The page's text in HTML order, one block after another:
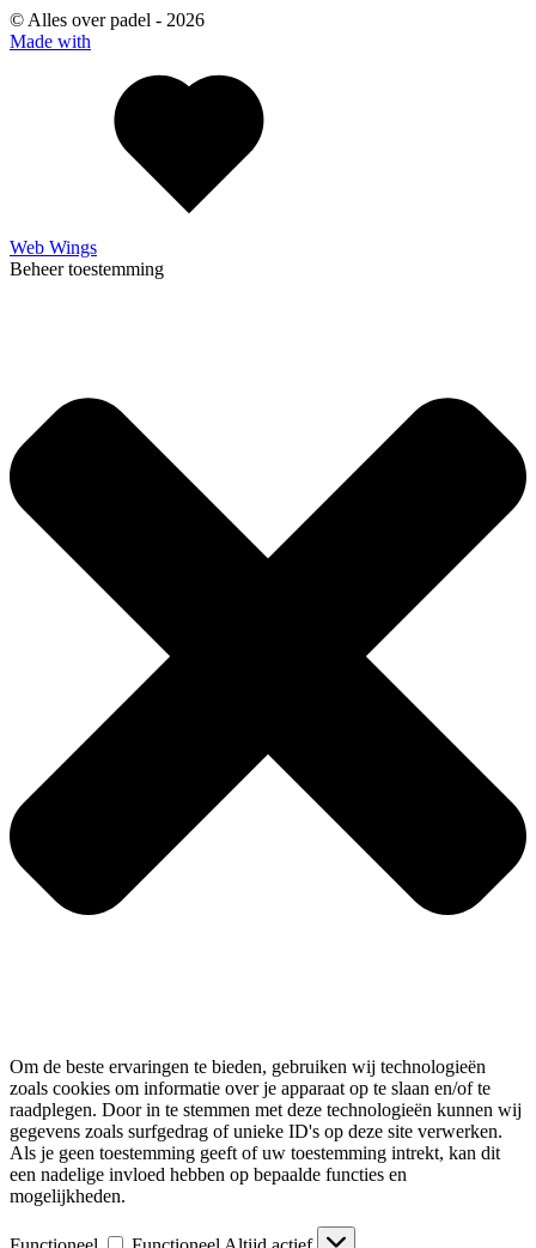
© Alles over padel - 2026
Made with
Web Wings
Beheer toestemming
Om de beste ervaringen te bieden, gebruiken wij technologieën
zoals cookies om informatie over je apparaat op te slaan en/of te
raadplegen. Door in te stemmen met deze technologieën kunnen wij
gegevens zoals surfgedrag of unieke ID's op deze site verwerken.
Als je geen toestemming geeft of uw toestemming intrekt, kan dit
een nadelige invloed hebben op bepaalde functies en
mogelijkheden.